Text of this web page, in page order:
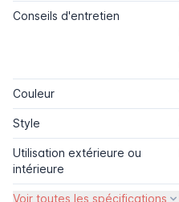
Conseils d'entretien
Couleur
Style
Utilisation extérieure ou
intérieure
Voir toutes les spécifications